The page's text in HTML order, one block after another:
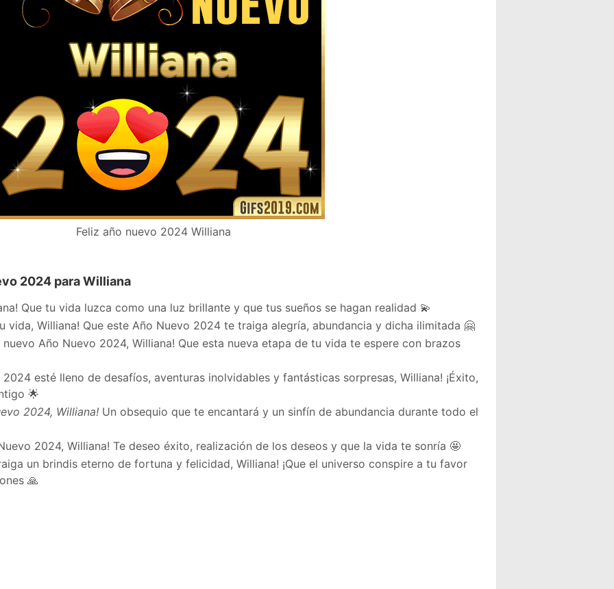
Feliz año nuevo 2024 Williana
2024 para Williana
Que tu vida luzca como una luz brillante y que tus sueños se hagan realidad 💫
vida, Williana! Que este Año Nuevo 2024 te traiga alegría, abundancia y dicha ilimitada 🤗
nuevo Año Nuevo 2024, Williana! Que esta nueva etapa de tu vida te espere con brazos
2024 esté lleno de desafíos, aventuras inolvidables y fantásticas sorpresas, Williana! ¡Éxito,
🌟
2024, Williana! Un obsequio que te encantará y un sinfín de abundancia durante todo el
2024, Williana! Te deseo éxito, realización de los deseos y que la vida te sonría 🤩
un brindis eterno de fortuna y felicidad, Williana! ¡Que el universo conspire a tu favor
🙏